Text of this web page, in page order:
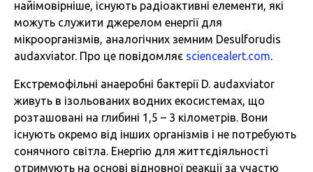
найімовірніше, існують радіоактивні елементи, які
можуть служити джерелом енергії для
мікроорганізмів, аналогічних земним Desulforudis
audaxviator. Про це повідомляє sciencealert.com.
Екстремофільні анаеробні бактерії D. audaxviator
живуть в ізольованих водних екосистемах, що
розташовані на глибині 1,5 – 3 кілометрів. Вони
існують окремо від інших організмів і не потребують
сонячного світла. Енергію для життєдіяльності
отримують на основі відновної реакції за участю